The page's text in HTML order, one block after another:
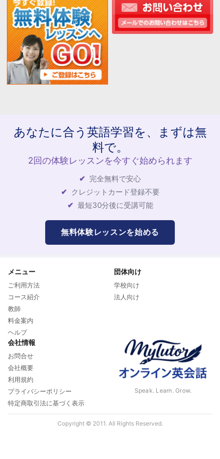
あなたに合う英語学習を、まずは無
料で。
2回の体験レッスンを今すぐ始められます
完全無料で安心
クレジットカード登録不要
最短30分後に受講可能
無料体験レッスンを始める
メニュー
ご利用方法
コース紹介
教師
料金案内
ヘルプ
団体向け
学校向け
法人向け
会社情報
お問合せ
会社概要
利用規約
プライバシーポリシー
特定商取引法に基づく表示
Speak. Learn. Grow.
Copyright © 2011. All Rights Reserved.